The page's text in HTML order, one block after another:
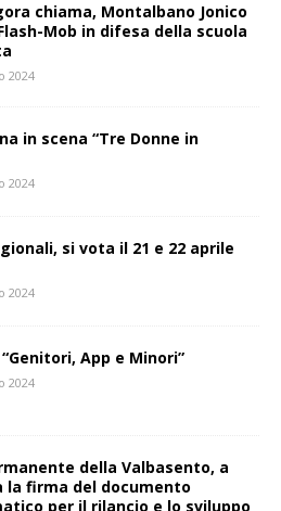
chiama, Montalbano Jonico
Mob in difesa della scuola
2024
in scena “Tre Donne in
2024
si vota il 21 e 22 aprile
2024
App e Minori”
2024
della Valbasento, a
la firma del documento
per il rilancio e lo sviluppo